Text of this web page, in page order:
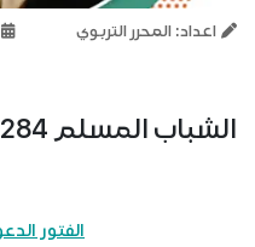
اعداد: المحرر التربوي
الشباب المسلم 1284
الفتور